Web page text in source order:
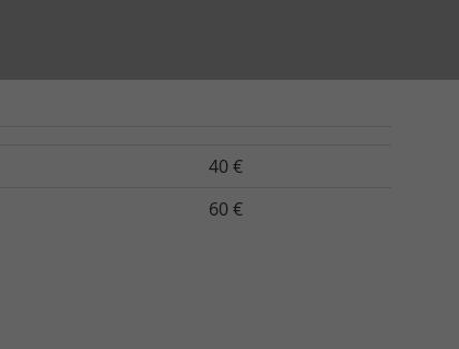
40 €
60 €